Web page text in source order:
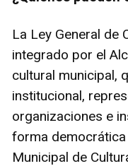
La Ley General de
integrado por el
cultural municipal,
institucional,
organizaciones e
forma
Municipal de